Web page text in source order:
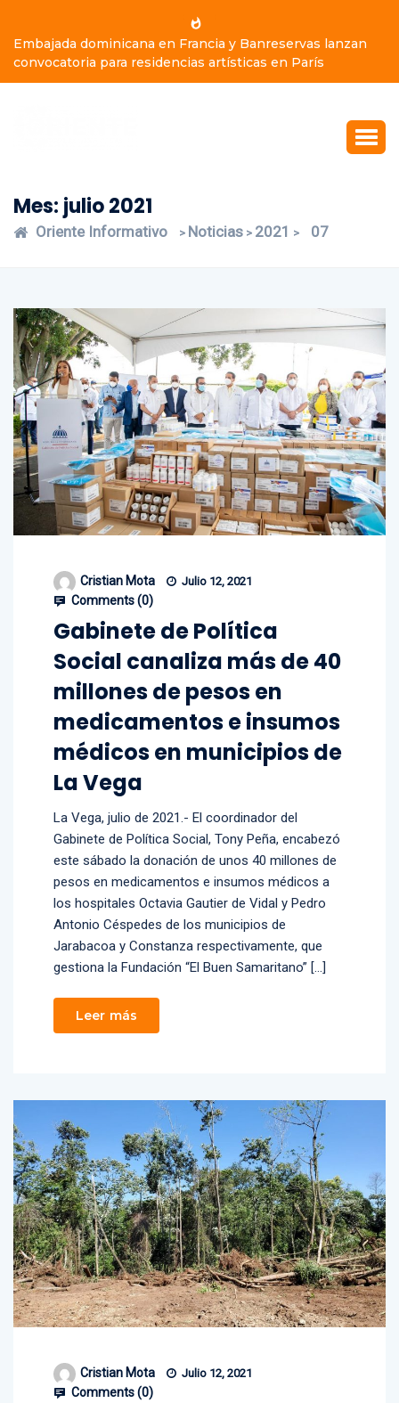
Embajada dominicana en Francia y Banreservas lanzan
convocatoria para residencias artísticas en París
Mes: julio 2021
Oriente Informativo > Noticias > 2021 > 07
Cristian Mota Julio 12, 2021
Comments (0)
Gabinete de Política
Social canaliza más de 40
millones de pesos en
medicamentos e insumos
médicos en municipios de
La Vega
La Vega, julio de 2021.- El coordinador del
Gabinete de Política Social, Tony Peña, encabezó
este sábado la donación de unos 40 millones de
pesos en medicamentos e insumos médicos a
los hospitales Octavia Gautier de Vidal y Pedro
Antonio Céspedes de los municipios de
Jarabacoa y Constanza respectivamente, que
gestiona la Fundación “El Buen Samaritano” […]
Leer más
Cristian Mota Julio 12, 2021
Comments (0)